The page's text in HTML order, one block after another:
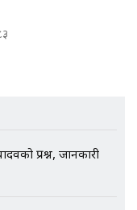
मेडिकल काउन्सीलको
भौतारिदै सुवास
VISA SCAM
प्रश्न, जानकारी